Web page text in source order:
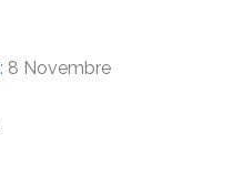
: 8 Novembre